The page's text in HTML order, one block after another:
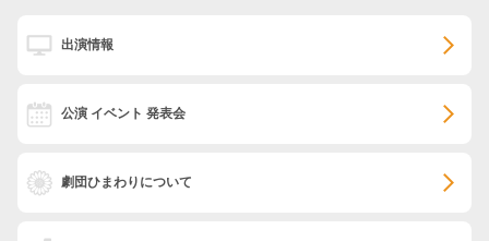
出演情報
公演 イベント 発表会
劇団ひまわりについて